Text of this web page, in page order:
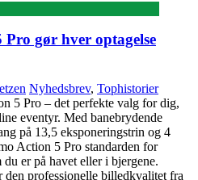
gør hver optagelse
Nyhedsbrev, Tophistorier
5 Pro – det perfekte valg for dig,
eventyr. Med banebrydende
på 13,5 eksponeringstrin og 4
Action 5 Pro standarden for
er på havet eller i bjergene.
professionelle billedkvalitet fra